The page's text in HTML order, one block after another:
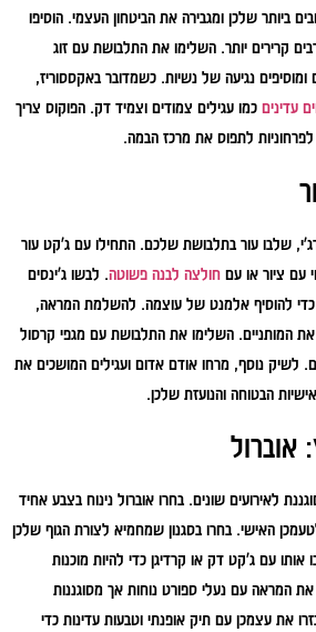
ביותר שלכן ומגבירה את הביטחון העצמי. הוסיפו
קרירים יותר. השלימו את התלבושת עם זוג
נגיעה של נשיות. כשמדובר באקססוריז,
עדינים כמו עגילים צמודים וצמיד דק. הפוקוס צריך
לתפוס את מרכז הבמה.
שלבו עור בתלבושת שלכם. התחילו עם ג'קט עור
עם ציור או עם חולצה לבנה פשוטה. לבשו ג'ינסים
כדי להוסיף אלמנט של עוצמה. להשלמת המראה,
את המותניים. השלימו את התלבושת עם מגפי קרסול
לשיק נוסף, מרחו אודם אדום ועגילים המושכים את
הבטוחה והנועזת שלכן.
אוברול
לאירועים שונים. בחרו אוברול נינוח בצבע אחיד
האישי. בחרו בסגנון שמחמיא לצורת הגוף שלכן
עם ג'קט דק או קרדיגן כדי להיות מוכנות
המראה עם נעלי ספורט נוחות אך מסוגננות
את עצמכן עם תיק אופנתי וטבעות עדינות כדי